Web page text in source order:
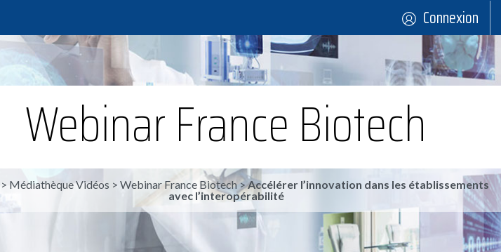
Connexion
Webinar France Biotech
> Médiathèque Vidéos > Webinar France Biotech >Accélérer l’innovation dans les établissements
avec l’interopérabilité